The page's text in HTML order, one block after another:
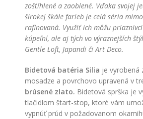
zoštíhlené a zaoblené. Vďaka svojej
širokej škále farieb je celá séria
rafinovaná. Využiť ich môžu
kúpeľní, ale aj tých vo výraznejších
Gentle Loft, Japandi či Art Deco.
Bidetová batéria Silia je vyrobená
mosadze a povrchovo upravená v
brúsené zlato. Bidetová sprška je
tlačidlom štart-stop, ktoré vám
vypnúť prúd v požadovanom